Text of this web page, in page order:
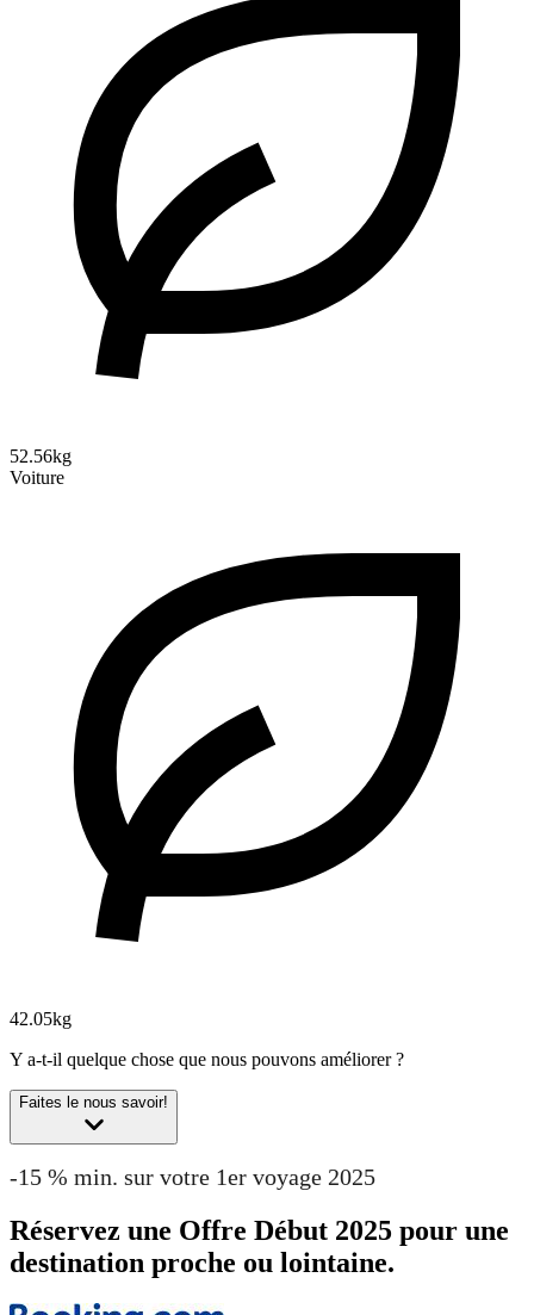
52.56kg
Voiture
42.05kg
Y a-t-il quelque chose que nous pouvons améliorer ?
Faites le nous savoir!
-15 % min. sur votre 1er voyage 2025
Réservez une Offre Début 2025 pour une
destination proche ou lointaine.